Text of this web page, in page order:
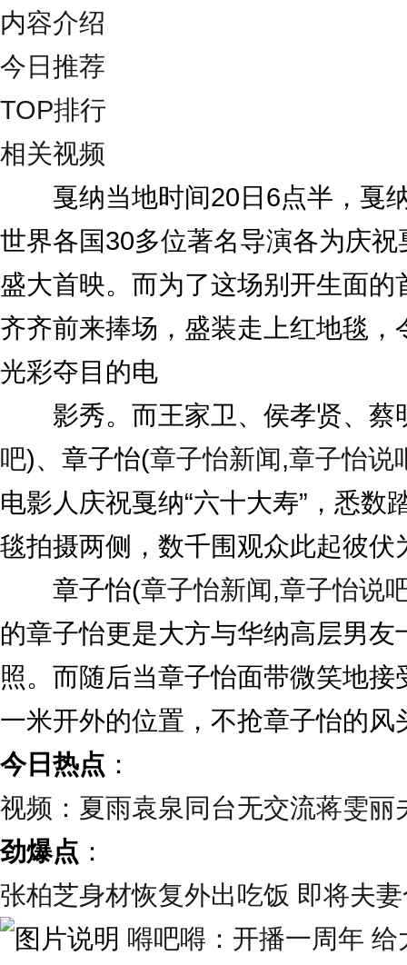
内容介绍
今日推荐
TOP排行
相关视频
戛纳当地时间20日6点半，戛纳
世界各国30多位著名导演各为庆
盛大首映。而为了这场别开生面
齐齐前来捧场，盛装走上红地毯
光彩夺目的电
影秀。而王家卫、侯孝贤、蔡
吧)、章子怡(章子怡新闻,章子怡说
电影人庆祝戛纳“六十大寿”，悉
毯拍摄两侧，数千围观众此起彼
章子怡(章子怡新闻,章子怡说
的章子怡更是大方与华纳高层男
照。而随后当章子怡面带微笑地
一米开外的位置，不抢章子怡的风
今日热点 ：
视频：夏雨袁泉同台无交流蒋雯丽
劲爆点 ：
张柏芝身材恢复外出吃饭 即将夫
嘚吧嘚：开播一周年 给